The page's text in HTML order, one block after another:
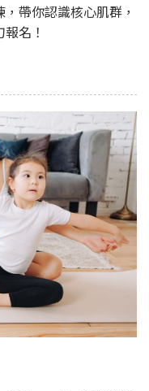
帶你認識核心肌群，
名！